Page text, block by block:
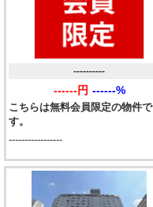
こちらは無料会員限定の物件で
す。
----------
------円 ------%
-----------------